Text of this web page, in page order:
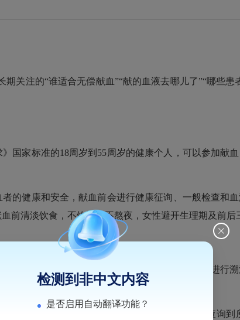
期关注的“谁适合无偿献血”“献的血液去哪儿了”“哪些
国家标准的18周岁到55周岁的健康个人，可以参加献
的健康和安全，献血前会进行健康征询、一般检查和
前清淡饮食，不饮酒、不熬夜，女性避开生理期及前后
袋血液从采集到临床使用，全程都有唯一的编码进行
式告知并向献血者表示感谢。
“个人中心—献血查询”的“血液去哪”模块，就能查询
检测到非中文内容
是否启用自动翻译功能？